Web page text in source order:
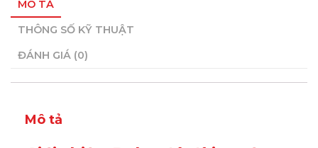
MÔ TẢ
THÔNG SỐ KỸ THUẬT
ĐÁNH GIÁ (0)
Mô tả